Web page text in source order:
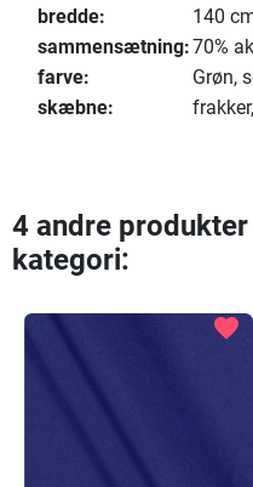
bredde:
140
sammensætning:70%
farve:
Grøn,
skæbne:
4 andre
kategori:
favorite